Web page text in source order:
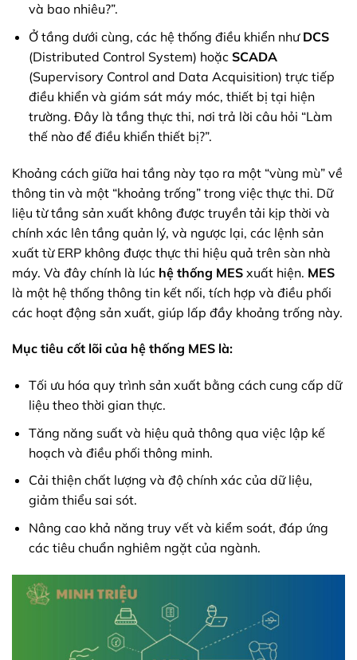
và bao nhiêu?”.
Ở tầng dưới cùng, các hệ thống điều khiển như DCS
(Distributed Control System) hoặc SCADA
(Supervisory Control and Data Acquisition) trực tiếp
điều khiển và giám sát máy móc, thiết bị tại hiện
trường. Đây là tầng thực thi, nơi trả lời câu hỏi “Làm
thế nào để điều khiển thiết bị?”.
Khoảng cách giữa hai tầng này tạo ra một “vùng mù” về
thông tin và một “khoảng trống” trong việc thực thi. Dữ
liệu từ tầng sản xuất không được truyền tải kịp thời và
chính xác lên tầng quản lý, và ngược lại, các lệnh sản
xuất từ ERP không được thực thi hiệu quả trên sàn nhà
máy. Và đây chính là lúc hệ thống MES xuất hiện. MES
là một hệ thống thông tin kết nối, tích hợp và điều phối
các hoạt động sản xuất, giúp lấp đầy khoảng trống này.
Mục tiêu cốt lõi của hệ thống MES là:
Tối ưu hóa quy trình sản xuất bằng cách cung cấp dữ
liệu theo thời gian thực.
Tăng năng suất và hiệu quả thông qua việc lập kế
hoạch và điều phối thông minh.
Cải thiện chất lượng và độ chính xác của dữ liệu,
giảm thiểu sai sót.
Nâng cao khả năng truy vết và kiểm soát, đáp ứng
các tiêu chuẩn nghiêm ngặt của ngành.